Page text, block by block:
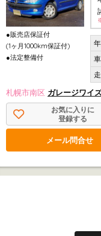
●販売店保証付
(1ヶ月1000km保証付)
●法定整備付
札幌市南区 ガレージワイ
お気に入りに
登録する
メール問合せ